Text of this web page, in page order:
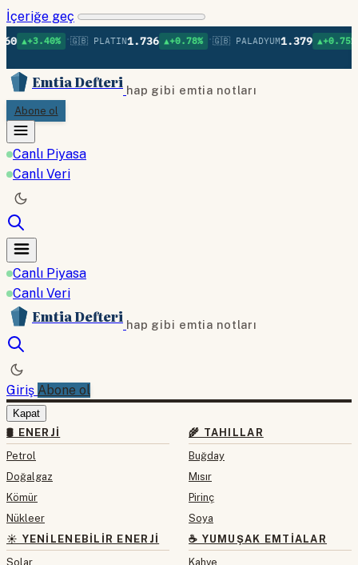
İçeriğe geç
•🇬🇧 PLATIN1.736 ▲+0.78% •🇬🇧 PALADYUM1.379 ▲+0.75% •🇬🇧
Emtia Defteri hap gibi emtia notları
Abone ol
Canlı Piyasa
Canlı Veri
Canlı Piyasa
Canlı Veri
Emtia Defteri hap gibi emtia notları
Giriş Abone ol
Kapat
🛢 ENERJI
Petrol
Doğalgaz
Kömür
Nükleer
☀️ YENILENEBILIR ENERJI
Solar
🌾 TAHILLAR
Buğday
Mısır
Pirinç
Soya
☕ YUMUŞAK EMTIALAR
Kahve